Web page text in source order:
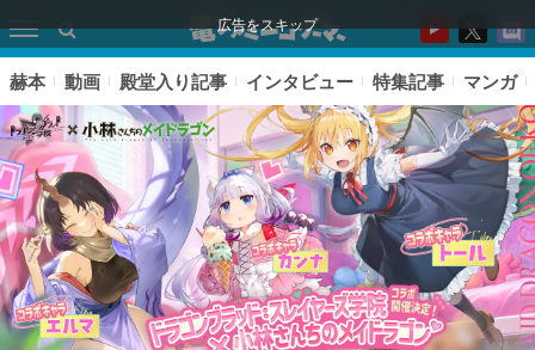
広告をスキップ
赫本 動画 殿堂入り記事 インタビュー 特集記事 マンガ